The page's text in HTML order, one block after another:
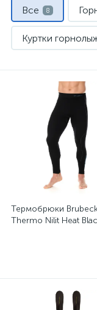
Все 8
Куртки
Перчатки и
Шлемы
Термобрюки
Thermo Nilit Heat